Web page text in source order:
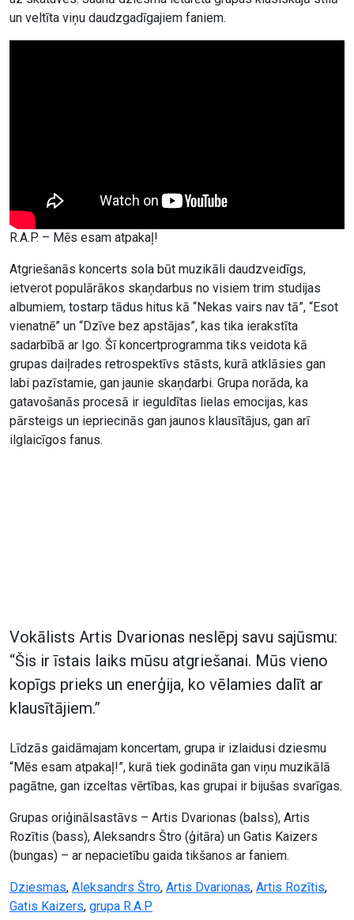
un veltīta viņu daudzgadīgajiem faniem.
R.A.P. – Mēs esam atpakaļ!
Atgriešanās koncerts sola būt muzikāli daudzveidīgs,
ietverot populārākos skaņdarbus no visiem trim studijas
albumiem, tostarp tādus hitus kā “Nekas vairs nav tā”, “Esot
vienatnē” un “Dzīve bez apstājas”, kas tika ierakstīta
sadarbībā ar Igo. Šī koncertprogramma tiks veidota kā
grupas daiļrades retrospektīvs stāsts, kurā atklāsies gan
labi pazīstamie, gan jaunie skaņdarbi. Grupa norāda, ka
gatavošanās procesā ir ieguldītas lielas emocijas, kas
pārsteigs un iepriecinās gan jaunos klausītājus, gan arī
ilglaicīgos fanus.
Vokālists Artis Dvarionas neslēpj savu sajūsmu:
“Šis ir īstais laiks mūsu atgriešanai. Mūs vieno
kopīgs prieks un enerģija, ko vēlamies dalīt ar
klausītājiem.”
Līdzās gaidāmajam koncertam, grupa ir izlaidusi dziesmu
“Mēs esam atpakaļ!”, kurā tiek godināta gan viņu muzikālā
pagātne, gan izceltas vērtības, kas grupai ir bijušas svarīgas.
Grupas oriģinālsastāvs – Artis Dvarionas (balss), Artis
Rozītis (bass), Aleksandrs Štro (ģitāra) un Gatis Kaizers
(bungas) – ar nepacietību gaida tikšanos ar faniem.
Dziesmas, Aleksandrs Štro, Artis Dvarionas, Artis Rozītis,
Gatis Kaizers, grupa R.A.P